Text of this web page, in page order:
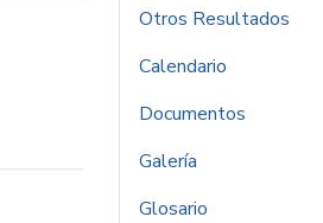
Otros Resultados
Calendario
Documentos
Galería
Glosario